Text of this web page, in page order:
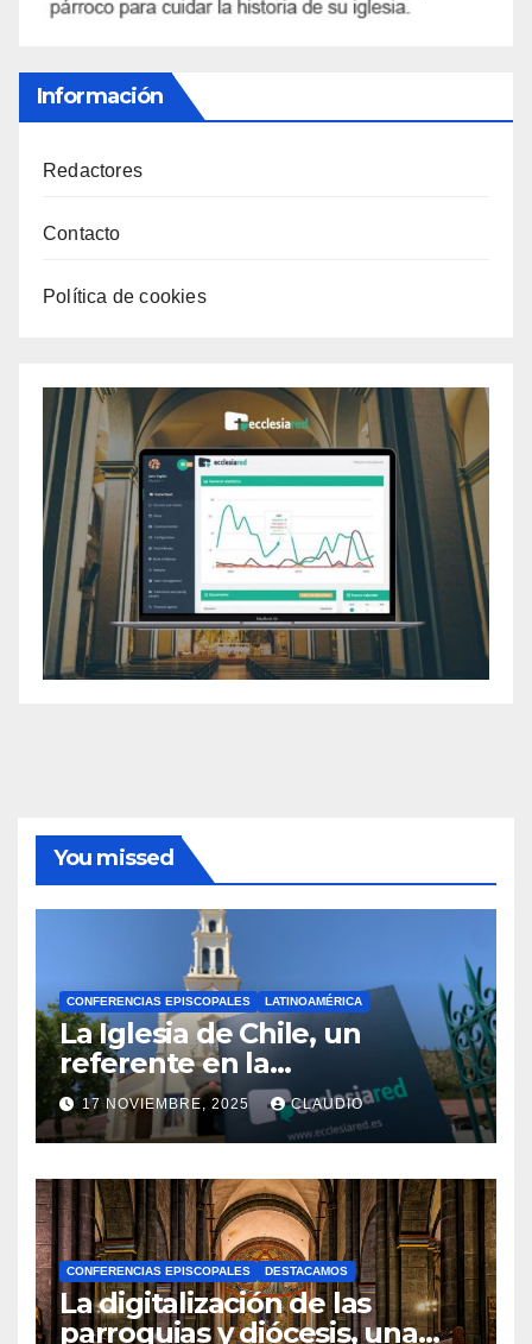
Información
Redactores
Contacto
Política de cookies
You missed
CONFERENCIAS EPISCOPALES LATINOAMÉRICA
La Iglesia de Chile, un
referente en la
transformación digital
gracias a Ecclesiared
17 NOVIEMBRE, 2025 CLAUDIO
N
O
H
A
Y
C
CONFERENCIAS EPISCOPALES DESTACAMOS
La digitalización de las
parroquias y diócesis, una